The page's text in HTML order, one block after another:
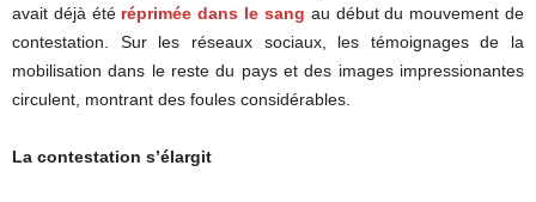
avait déjà été réprimée dans le sang au début du mouvement de
contestation. Sur les réseaux sociaux, les témoignages de la
mobilisation dans le reste du pays et des images impressionantes
circulent, montrant des foules considérables.
La contestation s’élargit